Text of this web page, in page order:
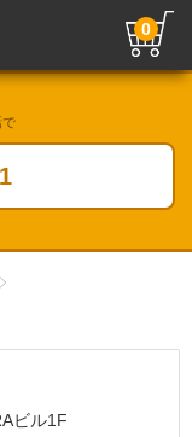
0
で
ビル1F